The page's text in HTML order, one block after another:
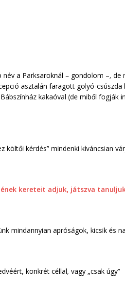
a Parksaroknál – gondolom –,
asztalán faragott golyó-csúszda
kakaóval (de miből
költői kérdés” mindenki kíváncsian
kereteit adjuk, játszva
mindannyian apróságok, kicsik és
konkrét céllal, vagy „csak úgy”